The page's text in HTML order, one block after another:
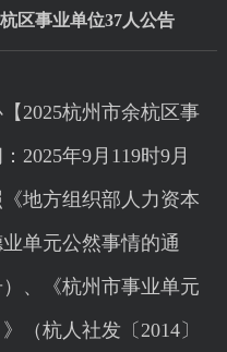
区事业单位37人公告
杭州市余杭区事
2025年9月119时9月
地方组织部人力资本
单元公然事情的通
、《杭州市事业单元
（杭人社发〔2014〕